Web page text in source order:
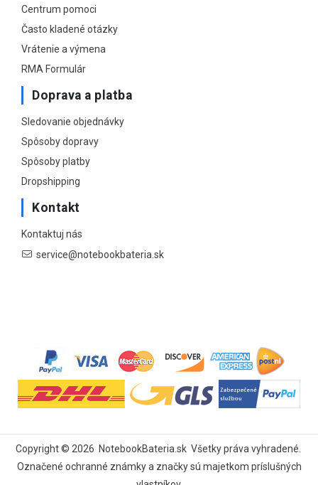
Centrum pomoci
Často kladené otázky
Vrátenie a výmena
RMA Formulár
Doprava a platba
Sledovanie objednávky
Spôsoby dopravy
Spôsoby platby
Dropshipping
Kontakt
Kontaktuj nás
service@notebookbateria.sk
Copyright © 2026 NotebookBateria.skVšetky práva vyhradené.
Označené ochranné známky a značky sú majetkom príslušných